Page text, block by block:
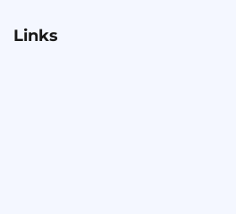
Links